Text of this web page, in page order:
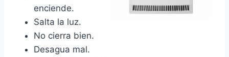
enciende.
Salta la luz.
No cierra bien.
Desagua mal.